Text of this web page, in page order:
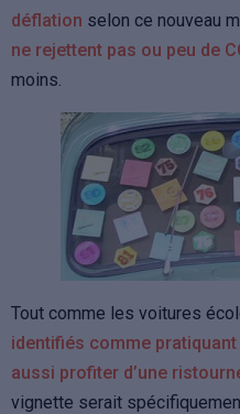
déflation selon ce nouveau
ne rejettent pas ou peu de
moins.
Tout comme les voitures
identifiés comme pratiquant
aussi profiter d’une
vignette serait